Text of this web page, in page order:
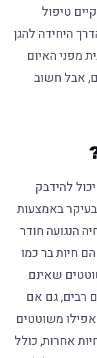
טיפול
היחידה להגן
מפני האיום
אבל חשוב
להידבק
באמצעות
הנגועה חודר
חיות בר כמו
שאינם
רבים, גם אם
משוטטים
אחרות, כולל